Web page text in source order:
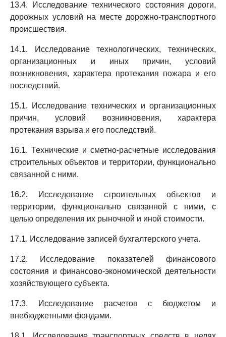
13.4. Исследование технического состояния дороги,
дорожных условий на месте дорожно-транспортного
происшествия.
14.1. Исследование технологических, технических,
организационных и иных причин, условий
возникновения, характера протекания пожара и его
последствий.
15.1. Исследование технических и организационных
причин, условий возникновения, характера
протекания взрыва и его последствий.
16.1. Технические и сметно-расчетные исследования
строительных объектов и территории, функционально
связанной с ними.
16.2. Исследование строительных объектов и
территории, функционально связанной с ними, с
целью определения их рыночной и иной стоимости.
17.1. Исследование записей бухгалтерского учета.
17.2. Исследование показателей финансового
состояния и финансово-экономической деятельности
хозяйствующего субъекта.
17.3. Исследование расчетов с бюджетом и
внебюджетными фондами.